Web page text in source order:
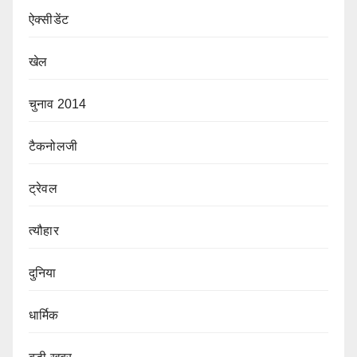
ऐक्सीडेंट
खेल
चुनाव 2014
टैकनोलजी
ट्रेवल
त्यौहार
दुनिया
धार्मिक